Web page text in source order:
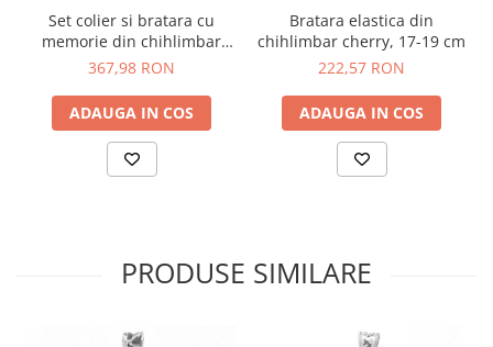
Set colier si bratara cu
memorie din chihlimbar
multicolor
367,98 RON
ADAUGA IN COS
Bratara elastica din
chihlimbar cherry, 17-19 cm
222,57 RON
ADAUGA IN COS
PRODUSE SIMILARE